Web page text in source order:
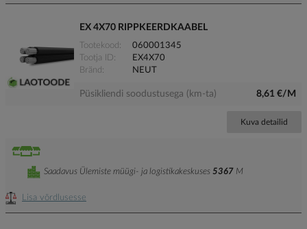
EX 4X70 RIPPKEERDKAABEL
Tootekood
060001345
Tootja ID
EX4X70
Bränd
NEUT
Püsikliendi soodustusega (km-ta) 8,61 €/M
Kuva detailid
Lisa võrdlusesse
Saadavus Ülemiste müügi- ja logistikakeskuses 5367 M